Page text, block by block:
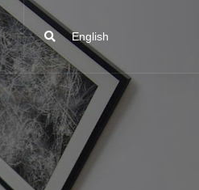
English